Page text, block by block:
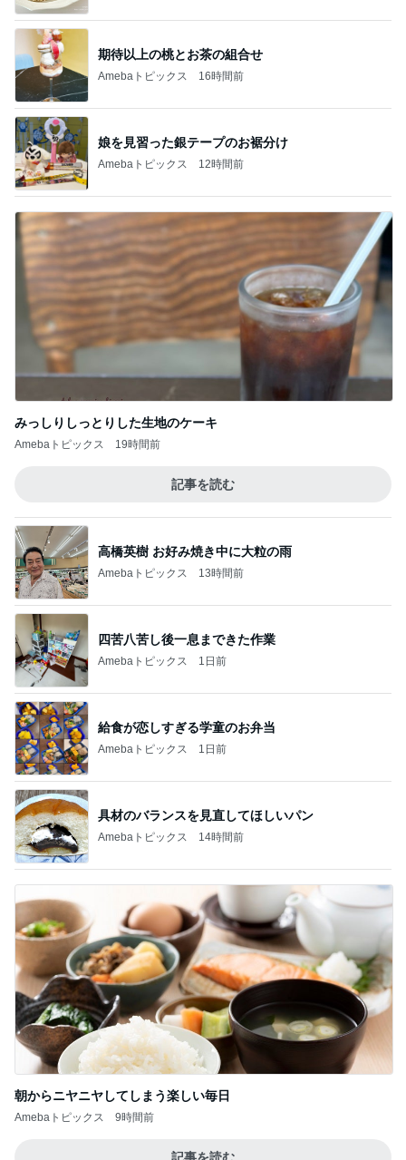
期待以上の桃とお茶の組合せ
Amebaトピックス 16時間前
娘を見習った銀テープのお裾分け
Amebaトピックス 12時間前
みっしりしっとりした生地のケーキ
Amebaトピックス 19時間前
記事を読む
高橋英樹 お好み焼き中に大粒の雨
Amebaトピックス 13時間前
四苦八苦し後一息まできた作業
Amebaトピックス 1日前
給食が恋しすぎる学童のお弁当
Amebaトピックス 1日前
具材のバランスを見直してほしいパン
Amebaトピックス 14時間前
朝からニヤニヤしてしまう楽しい毎日
Amebaトピックス 9時間前